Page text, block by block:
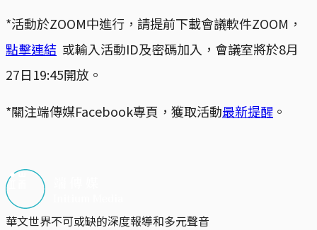
*活動於ZOOM中進行，請提前下載會議軟件ZOOM，
點擊連結 或輸入活動ID及密碼加入，會議室將於8月
27日19:45開放。
*關注端傳媒Facebook專頁，獲取活動最新提醒 。
華文世界不可或缺的深度報導和多元聲音